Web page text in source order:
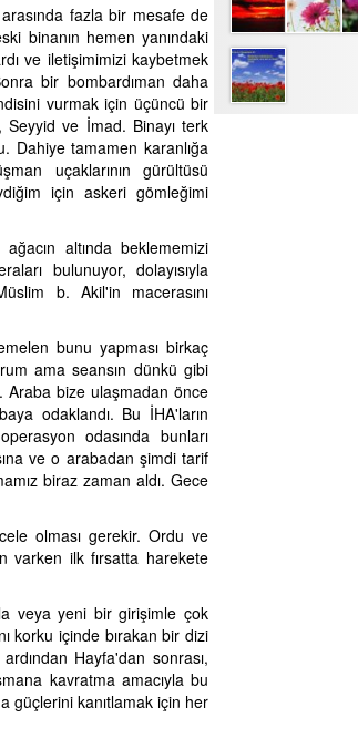
fazla bir mesafe de
binanın hemen yanındaki
ve iletişimimizi kaybetmek
bir bombardıman daha
vurmak için üçüncü bir
Seyyid ve İmad. Binayı terk
Dahiye tamamen karanlığa
uçaklarının gürültüsü
için askeri gömleğimi
altında beklememizi
bulunuyor, dolayısıyla
b. Akil'in macerasını
bunu yapması birkaç
ama seansın dünkü gibi
Araba bize ulaşmadan önce
odaklandı. Bu İHA'ların
odasında bunları
ve o arabadan şimdi tarif
biraz zaman aldı. Gece
olması gerekir. Ordu ve
varken ilk fırsatta harekete
veya yeni bir girişimle çok
korku içinde bırakan bir dizi
Hayfa'dan sonrası,
kavratma amacıyla bu
güçlerini kanıtlamak için her